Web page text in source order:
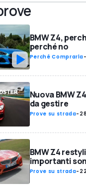
BMW Z4,
perché no
Perché Comprarla-
Nuova BMW
da gestire
Prove su strada-
BMW Z4
importanti
Prove su strada-